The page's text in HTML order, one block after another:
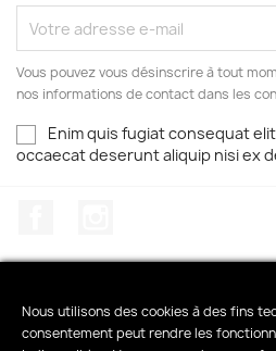
Vous pouvez vous désinscrire à tout
nos informations de contact dans les
Enim quis fugiat consequat
occaecat deserunt aliquip nisi ex
PRODUITS
Nous utilisons des cookies à des fins
consentement peut rendre les